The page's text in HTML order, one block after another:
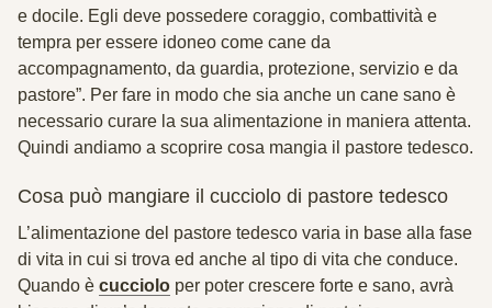
e docile. Egli deve possedere coraggio, combattività e
tempra per essere idoneo come cane da
accompagnamento, da guardia, protezione, servizio e da
pastore”. Per fare in modo che sia anche un cane sano è
necessario curare la sua alimentazione in maniera attenta.
Quindi andiamo a scoprire cosa mangia il pastore tedesco.
Cosa può mangiare il cucciolo di pastore tedesco
L’alimentazione del pastore tedesco varia in base alla fase
di vita in cui si trova ed anche al tipo di vita che conduce.
Quando è cucciolo per poter crescere forte e sano, avrà